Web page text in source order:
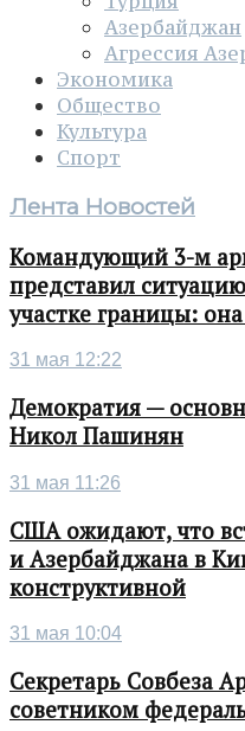
Азербайджан
Агрессия
Экономика
Общество
Культура
Спорт
Лента Новостей
Командующий 3-м
представил
участке границы:
31 мая 12:22
Демократия —
Никол Пашинян
31 мая 11:26
США ожидают, что
и Азербайджана в
конструктивной
31 мая 10:04
Секретарь Совбеза
советником